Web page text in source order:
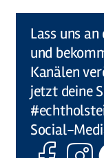
Lass uns
und
Kanälen
jetzt deine
Social-
Facebook